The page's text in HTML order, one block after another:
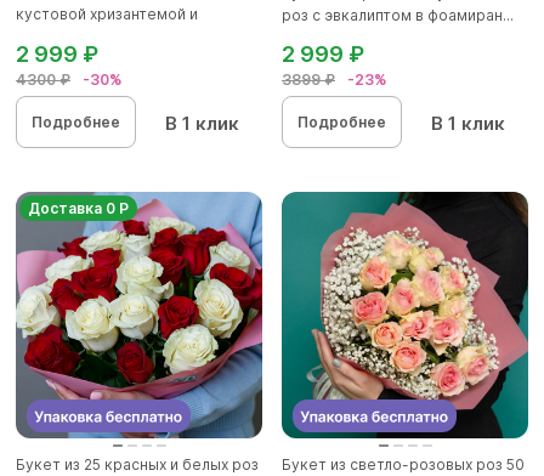
кустовой хризантемой и
4300 ₽ -30%
2 999 ₽
Подробнее В 1 клик
роз с эвкалиптом в фоамиран...
3899 ₽ -23%
2 999 ₽
Подробнее В 1 клик
Доставка 0 Р
Букет из 25 красных и белых роз
Букет из светло-розовых роз 50